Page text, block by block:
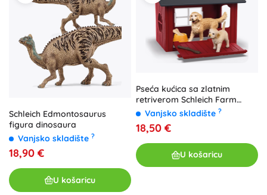
Schleich Edmontosaurus
figura dinosaura
Vanjsko skladište ?
18,90 €
U košaricu
Pseća kućica sa zlatnim
retriverom Schleich Farm
World
Vanjsko skladište ?
18,50 €
U košaricu